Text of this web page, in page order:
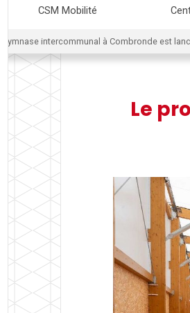
CSM Mobilité
gymnase intercommunal à Combronde est
Le